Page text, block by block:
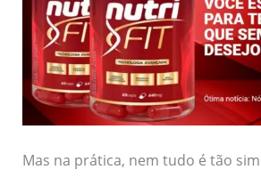
Mas na prática, nem tudo é tão